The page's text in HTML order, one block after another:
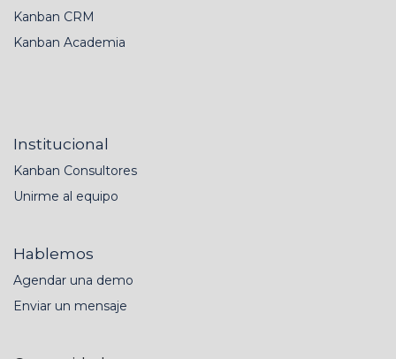
Kanban CRM
Kanban Academia
Institucional
Kanban Consultores
Unirme al equipo
Hablemos
Agendar una demo
Enviar un mensaje